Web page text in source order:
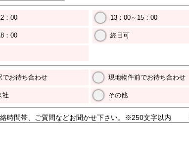
：00 13：00～15：00
：00 終日可
でお待ち合わせ 現地物件前でお待ち合わせ
社 その他
時間帯、ご質問などお聞かせ下さい。※250文字以内